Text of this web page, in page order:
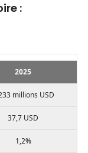
:
2025
millions USD
37,7 USD
1,2%